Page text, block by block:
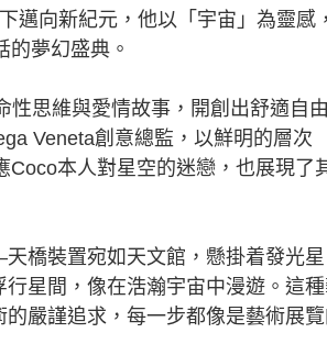
邁向新紀元，他以「宇宙」為靈感
夢幻盛典。
思維與愛情故事，開創出舒適自
Veneta創意總監，以鮮明的層次
Coco本人對星空的迷戀，也展現了
裝置宛如天文館，懸掛着發光星
星間，像在浩瀚宇宙中漫遊。這
嚴謹追求，每一步都像是藝術展